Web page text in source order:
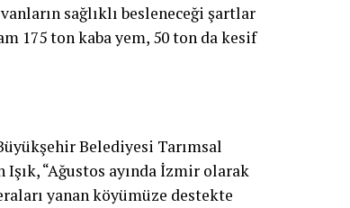
sağlıklı besleneceği şartlar
175 ton kaba yem, 50 ton da kesif
Belediyesi Tarımsal
“Ağustos ayında İzmir olarak
yanan köyümüze destekte